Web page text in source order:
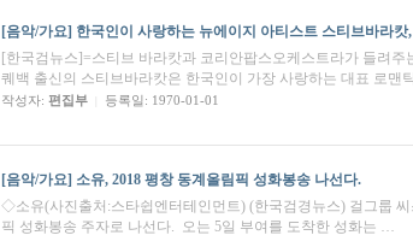
[음악/가요] 한국인이 사랑하는 뉴에이지 아티스트 스티브바라캇
[한국검뉴스]=스티브 바라캇과 코리안팝스오케스트라가 들려
퀘백 출신의 스티브바라캇은 한국인이 가장 사랑하는 대표 로맨
작성자: 편집부 등록일: 1970-01-01
[음악/가요] 소유, 2018 평창 동계올림픽 성화봉송 나선다.
◇소유(사진출처:스타쉽엔터테인먼트) (한국검경뉴스) 걸그룹
픽 성화봉송 주자로 나선다. ​ ​ 오는 5일 부여를 도착한 성화는 …